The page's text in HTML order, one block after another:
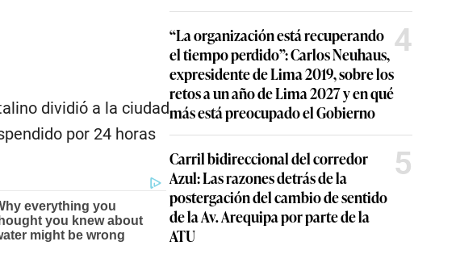
dividió a la ciudad
por 24 horas
“La organización está recuperando
el tiempo perdido”: Carlos Neuhaus,
expresidente de Lima 2019, sobre los
retos a un año de Lima 2027 y en qué
más está preocupado el Gobierno
4
Carril bidireccional del corredor
Azul: Las razones detrás de la
postergación del cambio de sentido
de la Av. Arequipa por parte de la
ATU
5